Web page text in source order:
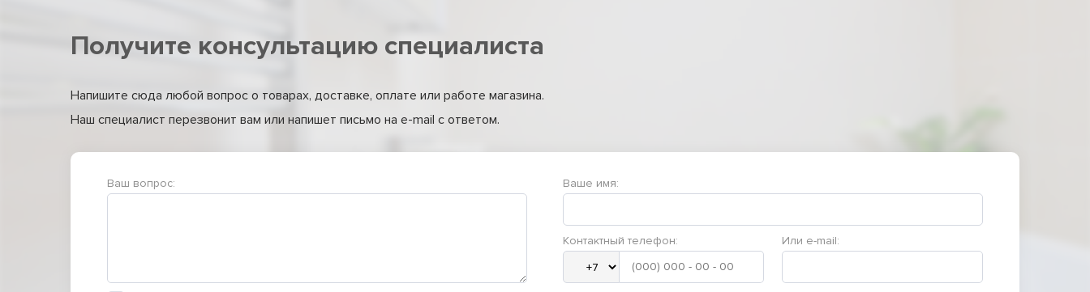
Получите консультацию специалиста
Напишите сюда любой вопрос о товарах, доставке, оплате или работе магазина.
Наш специалист перезвонит вам или напишет письмо на e-mail с ответом.
Ваш вопрос: Ваше имя:
Контактный телефон: Или e-mail: